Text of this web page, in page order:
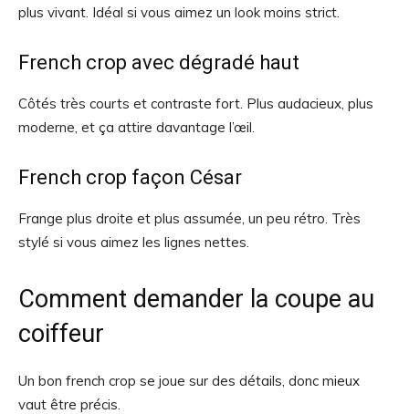
plus vivant. Idéal si vous aimez un look moins strict.
French crop avec dégradé haut
Côtés très courts et contraste fort. Plus audacieux, plus
moderne, et ça attire davantage l’œil.
French crop façon César
Frange plus droite et plus assumée, un peu rétro. Très
stylé si vous aimez les lignes nettes.
Comment demander la coupe au
coiffeur
Un bon french crop se joue sur des détails, donc mieux
vaut être précis.